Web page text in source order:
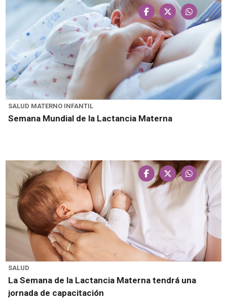
SALUD MATERNO INFANTIL
Semana Mundial de la Lactancia Materna
SALUD
La Semana de la Lactancia Materna tendrá una
jornada de capacitación